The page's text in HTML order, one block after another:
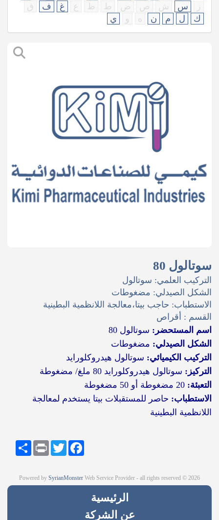
ز
س ش ص ض ط ظ ع غ ف
ق
ك
ل م ن ه و ي
سوتالول 80
التركيب العلمي: سوتالول
الشكل الصيدلي: مضغوطات
الاستطباب: حاجب بيتا،معالجة اللانظمية البطينية
القسم : أقراص
اسم المستحضر: سوتالول 80
الشكل الصيدلي: مضغوطات
التركيب الكيميائي: سوتالول هيدروكلورايد
التركيز: سوتالول هيدروكلورايد 80 ملغ/ مضغوطة
التعبئة: 20 مضغوطة أو 50 مضغوطة
الاستطباب: حاصر للمستقبلات بيتا يستخدم لمعالجة
اللانظمیة البطینیة
Share PrintTwitter
Facebook
Powered by SyrianMonster Web Service Provider - all rights reserved © 2026
الرئيسية
عن الشركة